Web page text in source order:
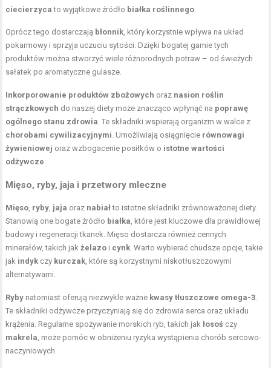
ciecierzyca to wyjątkowe źródło białka roślinnego
Oprócz tego dostarczają błonnik , który korzystnie wpływa na układ
pokarmowy i sprzyja uczuciu sytości. Dzięki bogatej gamie tych
produktów można stworzyć wiele różnorodnych potraw – od świeżych
sałatek po aromatyczne gulasze.
Inkorporowanie produktów zbożowych oraz nasion roślin
strączkowych do naszej diety może znacząco wpłynąć na poprawę
ogólnego stanu zdrowia . Te składniki wspierają organizm w walce z
chorobami cywilizacyjnymi . Umożliwiają osiągnięcie równowagi
żywieniowej oraz wzbogacenie posiłków o istotne wartości
odżywcze
Mięso, ryby, jaja i przetwory mleczne
Mięso ryby jaja oraz nabiałto istotne składniki zrównoważonej diety.
Stanowią one bogate źródło białka , które jest kluczowe dla prawidłowej
budowy i regeneracji tkanek. Mięso dostarcza również cennych
minerałów, takich jakżelazo i cynk . Warto wybierać chudsze opcje, takie
jak indyk czy kurczak , które są korzystnymi niskotłuszczowymi
alternatywami.
Ryby natomiast oferują niezwykle ważne kwasy tłuszczowe omega-3
Te składniki odżywcze przyczyniają się do zdrowia serca oraz układu
krążenia. Regularne spożywanie morskich ryb, takich jakłosoś czy
makrela , może pomóc w obniżeniu ryzyka wystąpienia chorób sercowo-
naczyniowych.